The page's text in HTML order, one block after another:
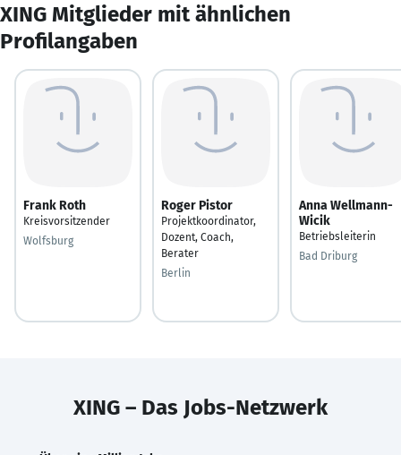
XING Mitglieder mit ähnlichen
Profilangaben
Frank Roth
Kreisvorsitzender
Wolfsburg
Roger Pistor
Projektkoordinator,
Dozent, Coach,
Berater
Berlin
Anna Wellmann-
Wicik
Betriebsleiterin
Bad Driburg
XING – Das Jobs-Netzwerk